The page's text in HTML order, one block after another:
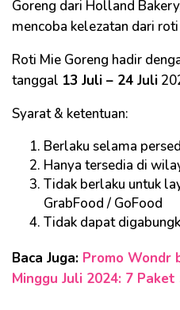
Goreng dari Holland
mencoba kelezatan dari
Roti Mie Goreng hadir
tanggal 13 Juli – 24 Juli
Syarat & ketentuan:
Berlaku selama
Hanya tersedia di
Tidak berlaku untuk
GrabFood / GoFood
Tidak dapat
Baca Juga: Promo Wondr
Minggu Juli 2024: 7 Paket